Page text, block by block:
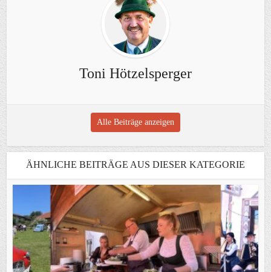
Toni Hötzelsperger
Alle Beiträge anzeigen
ÄHNLICHE BEITRÄGE AUS DIESER KATEGORIE